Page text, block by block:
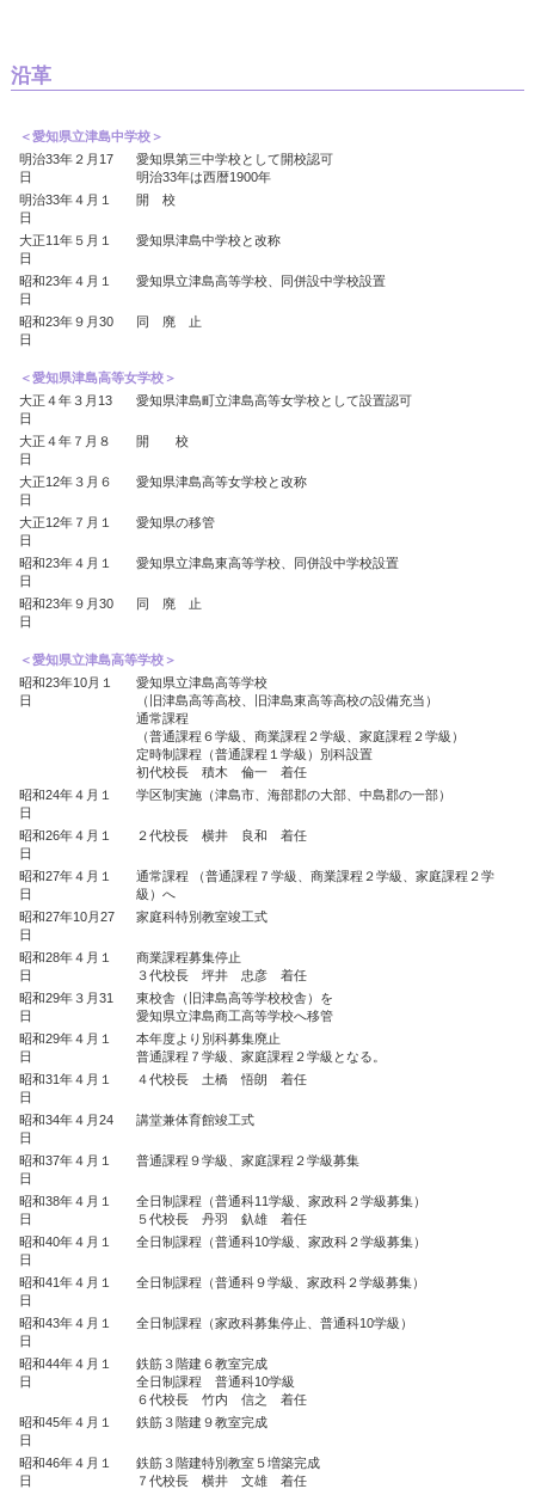
沿革
＜愛知県立津島中学校＞
明治33年２月17
日
愛知県第三中学校として開校認可
明治33年は西暦1900年
明治33年４月１
日
開 校
大正11年５月１
日
愛知県津島中学校と改称
昭和23年４月１
日
愛知県立津島高等学校、同併設中学校設置
昭和23年９月30
日
同 廃 止
＜愛知県津島高等女学校＞
大正４年３月13
日
愛知県津島町立津島高等女学校として設置認可
大正４年７月８
日
開 校
大正12年３月６
日
愛知県津島高等女学校と改称
大正12年７月１
日
愛知県の移管
昭和23年４月１
日
愛知県立津島東高等学校、同併設中学校設置
昭和23年９月30
日
同 廃 止
＜愛知県立津島高等学校＞
昭和23年10月１
日
愛知県立津島高等学校
（旧津島高等高校、旧津島東高等高校の設備充当）
通常課程
（普通課程６学級、商業課程２学級、家庭課程２学級）
定時制課程（普通課程１学級）別科設置
初代校長 積木 倫一 着任
昭和24年４月１
日
学区制実施（津島市、海部郡の大部、中島郡の一部）
昭和26年４月１
日
２代校長 横井 良和 着任
昭和27年４月１
日
通常課程 （普通課程７学級、商業課程２学級、家庭課程２学
級）へ
昭和27年10月27
日
家庭科特別教室竣工式
昭和28年４月１
日
商業課程募集停止
３代校長 坪井 忠彦 着任
昭和29年３月31
日
東校舎（旧津島高等学校校舎）を
愛知県立津島商工高等学校へ移管
昭和29年４月１
日
本年度より別科募集廃止
普通課程７学級、家庭課程２学級となる。
昭和31年４月１
日
４代校長 土橋 悟朗 着任
昭和34年４月24
日
講堂兼体育館竣工式
昭和37年４月１
日
普通課程９学級、家庭課程２学級募集
昭和38年４月１
日
全日制課程（普通科11学級、家政科２学級募集）
５代校長 丹羽 釞雄 着任
昭和40年４月１
日
全日制課程（普通科10学級、家政科２学級募集）
昭和41年４月１
日
全日制課程（普通科９学級、家政科２学級募集）
昭和43年４月１
日
全日制課程（家政科募集停止、普通科10学級）
昭和44年４月１
日
鉄筋３階建６教室完成
全日制課程 普通科10学級
６代校長 竹内 信之 着任
昭和45年４月１
日
鉄筋３階建９教室完成
昭和46年４月１
日
鉄筋３階建特別教室５増築完成
７代校長 横井 文雄 着任